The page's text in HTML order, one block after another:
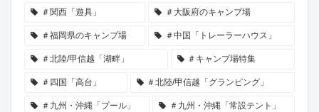
＃関西「遊具」 ＃大阪府のキャンプ場
＃福岡県のキャンプ場 ＃中国「トレーラーハウス」
＃北陸/甲信越「湖畔」 ＃キャンプ場特集
＃四国「高台」 ＃北陸/甲信越「グランピング」
＃九州・沖縄「プール」 ＃九州・沖縄「常設テント」